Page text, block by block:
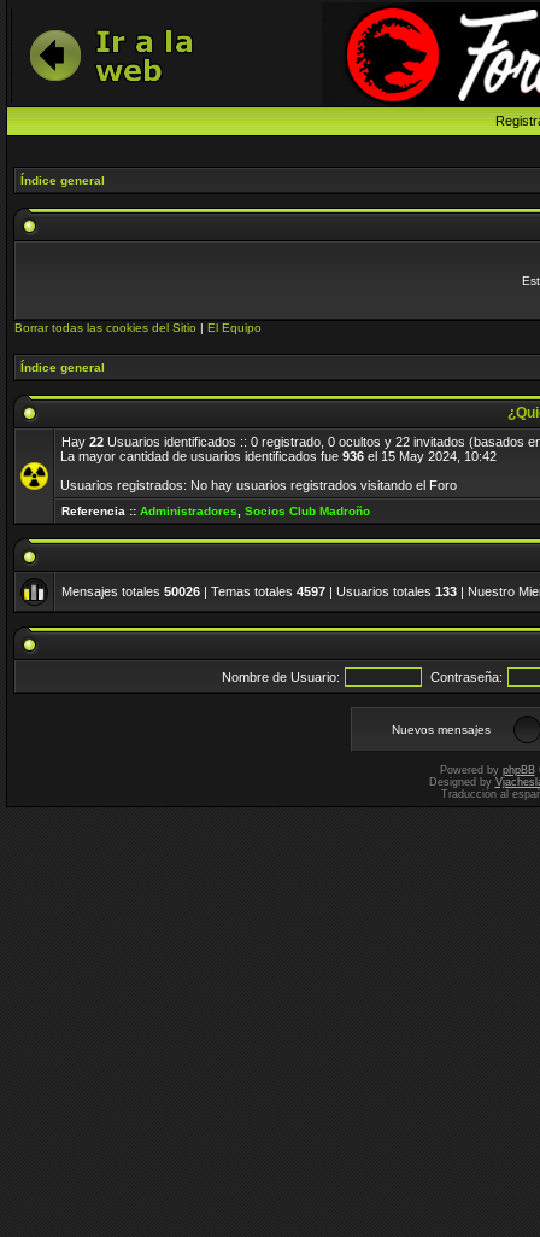
Índice general
Borrar todas las cookies del Sitio | El Equipo
Índice general
Hay 22 Usuarios identificados :: 0 registrado, 0 ocultos y 22 invitados (basados
La mayor cantidad de usuarios identificados fue 936 el 15 May 2024, 10:42
Usuarios registrados: No hay usuarios registrados visitando el Foro
Referencia :: Administradores Socios Club Madroño
Mensajes totales 50026 | Temas totales 4597 | Usuarios totales 133 | Nuestro
Nombre de Usuario: Contraseña:
Nuevos mensajes
Powered by phpBB
Designed by
Traducción al